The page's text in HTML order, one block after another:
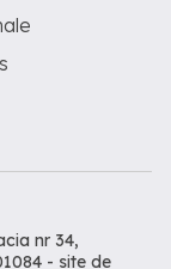
nr 34,
- site de